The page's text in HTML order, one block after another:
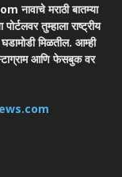
नावाचे मराठी बातम्या
तुम्हाला राष्ट्रीय
मिळतील. आम्ही
आणि फेसबुक वर